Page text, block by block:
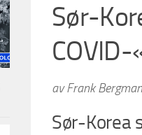
Sør-
av Frank Bergman
Sør-Korea